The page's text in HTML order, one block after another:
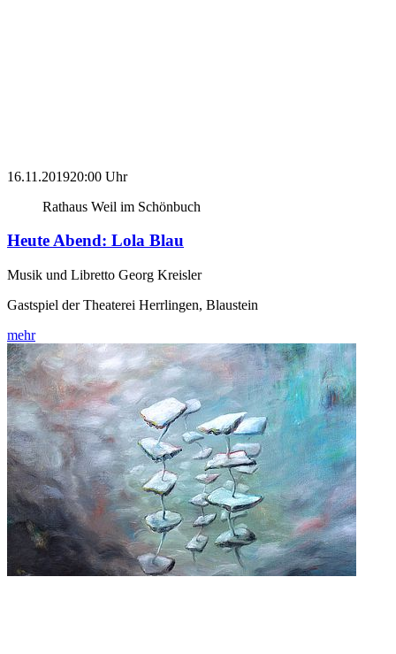
16.11.201920:00 Uhr
Rathaus Weil im Schönbuch
Heute Abend: Lola Blau
Musik und Libretto Georg Kreisler
Gastspiel der Theaterei Herrlingen, Blaustein
mehr